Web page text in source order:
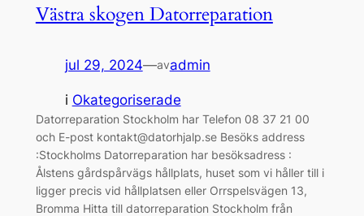
Västra skogen Datorreparation
jul 29, 2024—avadmin
i Okategoriserade
Datorreparation Stockholm har Telefon 08 37 21 00
och E-post kontakt@datorhjalp.se Besöks address
:Stockholms Datorreparation har besöksadress :
Ålstens gårdspårvägs hållplats, huset som vi håller till i
ligger precis vid hållplatsen eller Orrspelsvägen 13,
Bromma Hitta till datorreparation Stockholm från